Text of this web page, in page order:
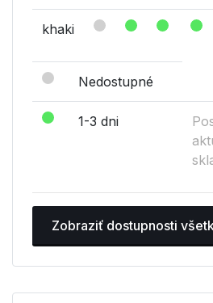
khaki
Nedostupné
1-3 dni
Zobraziť dostupnosti